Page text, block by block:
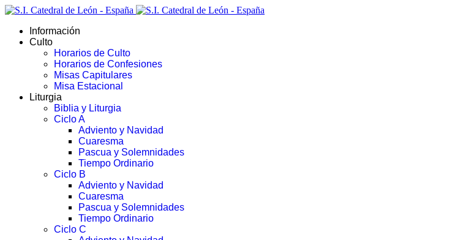
Información
Culto
Horarios de Culto
Horarios de Confesiones
Misas Capitulares
Misa Estacional
Liturgia
Biblia y Liturgia
Ciclo A
Adviento y Navidad
Cuaresma
Pascua y Solemnidades
Tiempo Ordinario
Ciclo B
Adviento y Navidad
Cuaresma
Pascua y Solemnidades
Tiempo Ordinario
Ciclo C